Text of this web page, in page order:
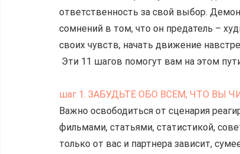
ответственность за свой выбор.
сомнений в том, что он предатель –
своих чувств, начать движение
Эти 11 шагов помогут вам на этом
шаг 1. ЗАБУДЬТЕ ОБО ВСЕМ, ЧТО
Важно освободиться от сценария
фильмами, статьями, статистикой,
только от вас и партнера зависит,